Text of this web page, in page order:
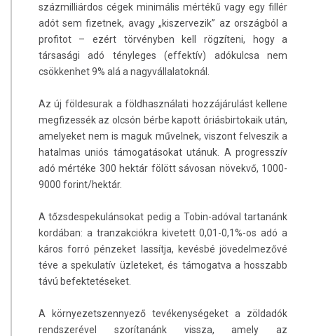
százmilliárdos cégek minimális mértékű vagy egy fillér
adót sem fizetnek, avagy „kiszervezik” az országból a
profitot – ezért törvényben kell rögzíteni, hogy a
társasági adó tényleges (effektív) adókulcsa nem
csökkenhet 9% alá a nagyvállalatoknál.
Az új földesurak a földhasználati hozzájárulást kellene
megfizessék az olcsón bérbe kapott óriásbirtokaik után,
amelyeket nem is maguk művelnek, viszont felveszik a
hatalmas uniós támogatásokat utánuk. A progresszív
adó mértéke 300 hektár fölött sávosan növekvő, 1000-
9000 forint/hektár.
A tőzsdespekulánsokat pedig a Tobin-adóval tartanánk
kordában: a tranzakciókra kivetett 0,01-0,1%-os adó a
káros forró pénzeket lassítja, kevésbé jövedelmezővé
téve a spekulatív üzleteket, és támogatva a hosszabb
távú befektetéseket.
A környezetszennyező tevékenységeket a zöldadók
rendszerével szorítanánk vissza, amely az